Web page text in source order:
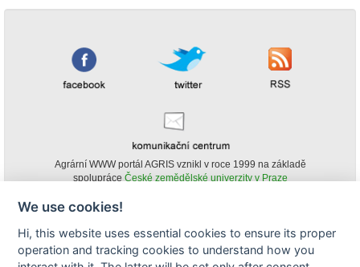
Agrární WWW portál AGRIS vznikl v roce 1999 na základě
spolupráce České zemědělské univerzity v Praze
obsahu agrárního WWW portálu AGRIS je možné
(pokud není uvedeno jinak) pouze za podmínky uvedení zdroje v podobě
www.agris.cz a data publikace v AGRISu.
We use cookies!
Hi, this website uses essential cookies to ensure its proper
operation and tracking cookies to understand how you